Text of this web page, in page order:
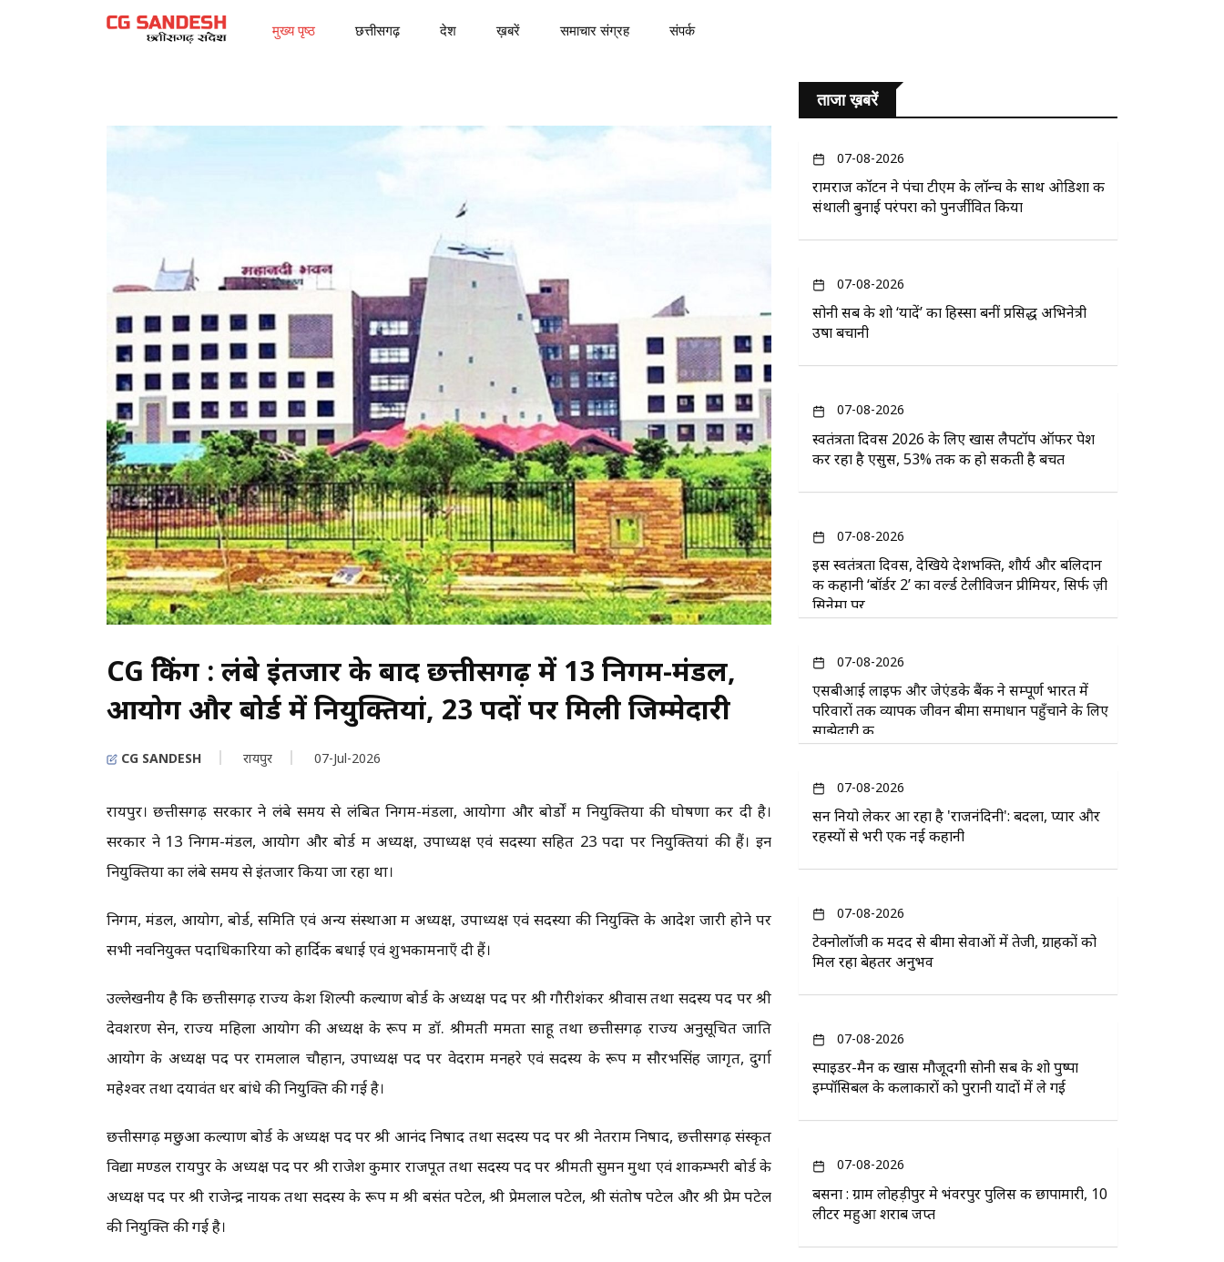
मुख्य पृष्ठ छत्तीसगढ़ देश ख़बरें समाचार संग्रह संपर्क
CG ब्रेकिंग : लंबे इंतजार के बाद छत्तीसगढ़ में 13 निगम-मंडल,
आयोग और बोर्ड में नियुक्तियां, 23 पदों पर मिली जिम्मेदारी
CG SANDESH रायपुर 07-Jul-2026
रायपुर। छत्तीसगढ़ सरकार ने लंबे समय से लंबित निगम-मंडलों, आयोगों और बोर्डों में नियुक्तियों की घोषणा कर दी है।
सरकार ने 13 निगम-मंडल, आयोग और बोर्ड में अध्यक्ष, उपाध्यक्ष एवं सदस्यों सहित 23 पदों पर नियुक्तियां की हैं। इन
नियुक्तियों का लंबे समय से इंतजार किया जा रहा था।
निगम, मंडल, आयोग, बोर्ड, समिति एवं अन्य संस्थाओं में अध्यक्ष, उपाध्यक्ष एवं सदस्यों की नियुक्ति के आदेश जारी होने पर
सभी नवनियुक्त पदाधिकारियों को हार्दिक बधाई एवं शुभकामनाएँ दी हैं।
उल्लेखनीय है कि छत्तीसगढ़ राज्य केश शिल्पी कल्याण बोर्ड के अध्यक्ष पद पर श्री गौरीशंकर श्रीवास तथा सदस्य पद पर श्री
देवशरण सेन, राज्य महिला आयोग की अध्यक्ष के रूप में डॉ. श्रीमती ममता साहू तथा छत्तीसगढ़ राज्य अनुसूचित जाति
आयोग के अध्यक्ष पद पर रामलाल चौहान, उपाध्यक्ष पद पर वेदराम मनहरे एवं सदस्य के रूप में सौरभसिंह जागृत, दुर्गा
महेश्वर तथा दयावंत धर बांधे की नियुक्ति की गई है।
छत्तीसगढ़ मछुआ कल्याण बोर्ड के अध्यक्ष पद पर श्री आनंद निषाद तथा सदस्य पद पर श्री नेतराम निषाद, छत्तीसगढ़ संस्कृत
विद्या मण्डल रायपुर के अध्यक्ष पद पर श्री राजेश कुमार राजपूत तथा सदस्य पद पर श्रीमती सुमन मुथा एवं शाकम्भरी बोर्ड के
अध्यक्ष पद पर श्री राजेन्द्र नायक तथा सदस्य के रूप में श्री बसंत पटेल, श्री प्रेमलाल पटेल, श्री संतोष पटेल और श्री प्रेम पटेल
की नियुक्ति की गई है।
ताजा ख़बरें
07-08-2026
रामराज कॉटन ने पंचा टीएम के लॉन्च के साथ ओडिशा की
संथाली बुनाई परंपरा को पुनर्जीवित किया
07-08-2026
सोनी सब के शो ‘यादें’ का हिस्सा बनीं प्रसिद्ध अभिनेत्री
उषा बचानी
07-08-2026
स्वतंत्रता दिवस 2026 के लिए खास लैपटॉप ऑफर पेश
कर रहा है एसुस, 53% तक की हो सकती है बचत
07-08-2026
इस स्वतंत्रता दिवस, देखिये देशभक्ति, शौर्य और बलिदान
की कहानी ‘बॉर्डर 2’ का वर्ल्ड टेलीविजन प्रीमियर, सिर्फ ज़ी
सिनेमा पर
07-08-2026
एसबीआई लाइफ और जेएंडके बैंक ने सम्पूर्ण भारत में
परिवारों तक व्यापक जीवन बीमा समाधान पहुँचाने के लिए
साझेदारी की
07-08-2026
सन नियो लेकर आ रहा है 'राजनंदिनी': बदला, प्यार और
रहस्यों से भरी एक नई कहानी
07-08-2026
टेक्नोलॉजी की मदद से बीमा सेवाओं में तेजी, ग्राहकों को
मिल रहा बेहतर अनुभव
07-08-2026
स्पाइडर-मैन की खास मौजूदगी सोनी सब के शो पुष्पा
इम्पॉसिबल के कलाकारों को पुरानी यादों में ले गई
07-08-2026
बसना : ग्राम लोहड़ीपुर मे भंवरपुर पुलिस की छापामारी, 10
लीटर महुआ शराब जप्त